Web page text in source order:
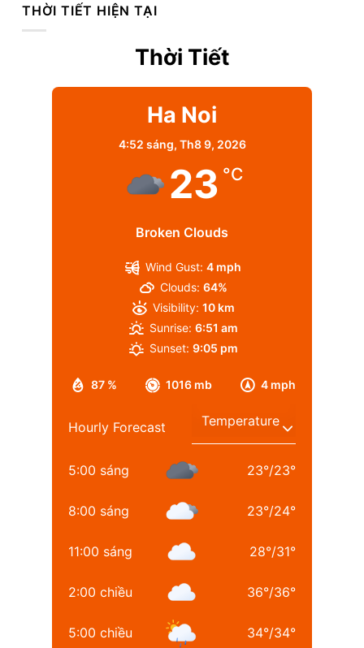
THỜI TIẾT HIỆN TẠI
Thời Tiết
Ha Noi
4:52 sáng, Th8 9, 2026
23 °C
Broken Clouds
87 % 1016 mb 4 mph
Wind Gust: 4 mph
Clouds: 64%
Visibility: 10 km
Sunrise: 6:51 am
Sunset: 9:05 pm
Hourly Forecast
5:00 sáng 23°/23°
8:00 sáng 23°/24°
11:00 sáng 28°/31°
2:00 chiều 36°/36°
5:00 chiều 34°/34°